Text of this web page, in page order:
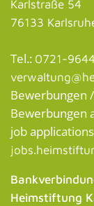
Karlstraße 54
76133
Tel.: 0721-
Bewerbungen
Bewerbungen
job
Heimstiftung